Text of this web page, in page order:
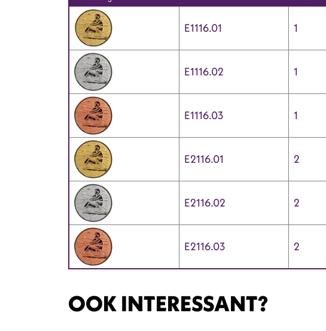
E1116.01 1
E1116.02 1
E1116.03 1
E2116.01 2
E2116.02 2
E2116.03 2
OOK INTERESSANT?